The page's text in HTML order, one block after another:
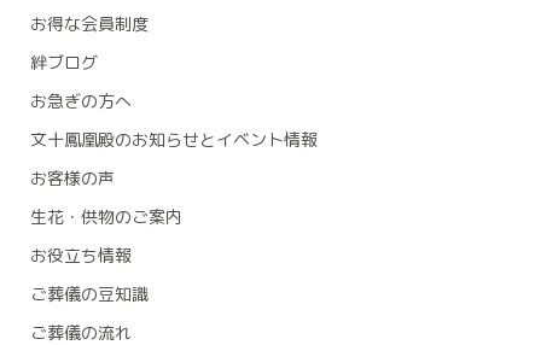
お得な会員制度
絆ブログ
お急ぎの方へ
文十鳳凰殿のお知らせとイベント情報
お客様の声
生花・供物のご案内
お役立ち情報
ご葬儀の豆知識
ご葬儀の流れ